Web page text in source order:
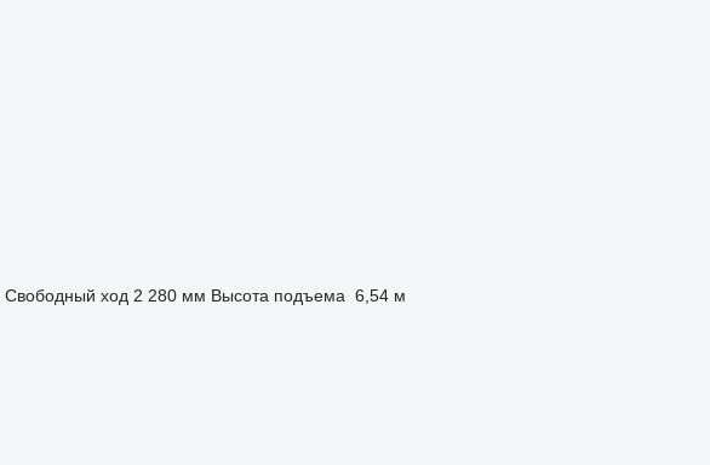
Свободный ход 2 280 мм Высота подъема 6,54 м